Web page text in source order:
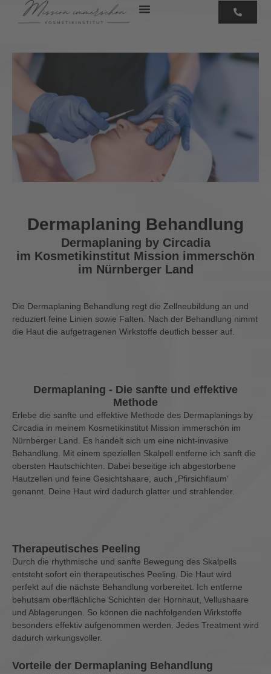
Inhalt
Dermaplaning Behandlung
Dermaplaning by Circadia
im Kosmetikinstitut Mission immerschön
im Nürnberger Land
Die Dermaplaning Behandlung regt die Zellneubildung an und
reduziert feine Linien sowie Falten. Nach der Behandlung nimmt
die Haut die aufgetragenen Wirkstoffe deutlich besser auf.
Dermaplaning - Die sanfte und effektive
Methode
Erlebe die sanfte und effektive Methode des Dermaplanings by
Circadia in meinem Kosmetikinstitut Mission immerschön im
Nürnberger Land. Es handelt sich um eine nicht-invasive
Behandlung. Mit einem speziellen Skalpell entferne ich sanft die
obersten Hautschichten. Dabei beseitige ich abgestorbene
Hautzellen und feine Gesichtshaare, auch „Pfirsichflaum“
genannt. Deine Haut wird dadurch glatter und strahlender.
Therapeutisches Peeling
Durch die rhythmische und sanfte Bewegung des Skalpells
entsteht sofort ein therapeutisches Peeling. Die Haut wird
perfekt auf die nächste Behandlung vorbereitet. Ich entferne
behutsam oberflächliche Schichten der Hornhaut, Vellushaare
und Ablagerungen. So können die nachfolgenden Wirkstoffe
besonders effektiv aufgenommen werden. Jedes Treatment wird
dadurch wirkungsvoller.
Vorteile der Dermaplaning Behandlung